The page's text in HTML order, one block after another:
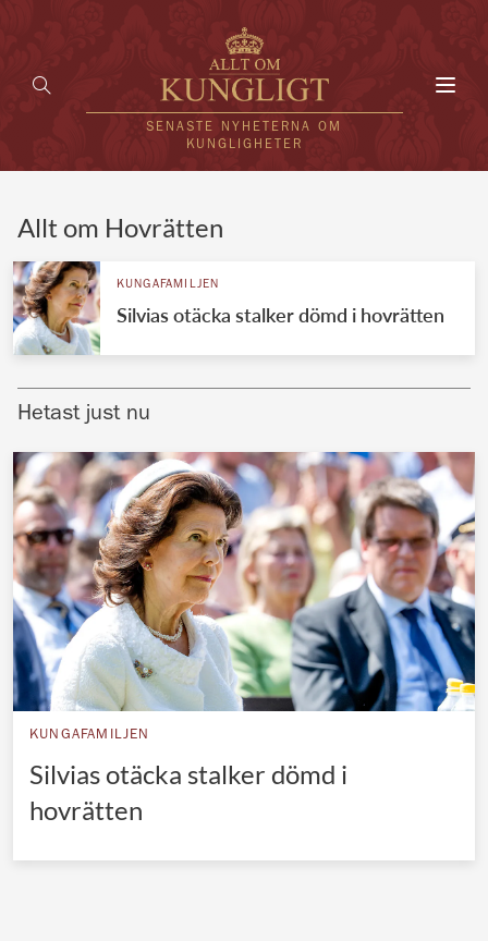
SENASTE NYHETERNA OM
KUNGLIGHETER
UTLÄNDSKT
VÄRLDENS KUNGAHUS
Brittiska kungahuset
Norska kungahuset
Danska kungahuset
Spanska kungahuset
Nederländska kungahuset
Belgiska kungahuset
Jordanska kungahuset
REDAKTION
Allt om Hovrätten
KUNGAFAMILJEN
Silvias otäcka stalker dömd i hovrätten
Hetast just nu
KUNGAFAMILJEN
Silvias otäcka stalker dömd i
hovrätten